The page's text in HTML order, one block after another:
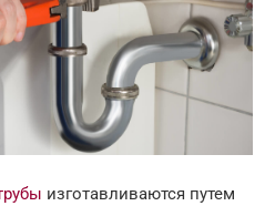
изготавливаются путем